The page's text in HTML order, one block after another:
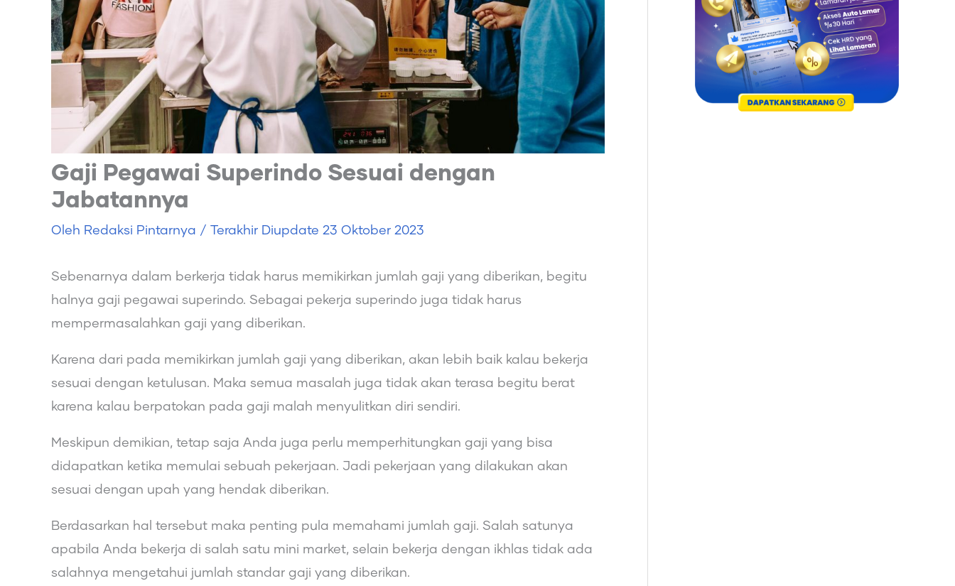
Gaji Pegawai Superindo Sesuai dengan
Jabatannya
Oleh Redaksi Pintarnya / Terakhir Diupdate 23 Oktober 2023
Sebenarnya dalam berkerja tidak harus memikirkan jumlah gaji yang diberikan, begitu
halnya gaji pegawai superindo. Sebagai pekerja superindo juga tidak harus
mempermasalahkan gaji yang diberikan.
Karena dari pada memikirkan jumlah gaji yang diberikan, akan lebih baik kalau bekerja
sesuai dengan ketulusan. Maka semua masalah juga tidak akan terasa begitu berat
karena kalau berpatokan pada gaji malah menyulitkan diri sendiri.
Meskipun demikian, tetap saja Anda juga perlu memperhitungkan gaji yang bisa
didapatkan ketika memulai sebuah pekerjaan. Jadi pekerjaan yang dilakukan akan
sesuai dengan upah yang hendak diberikan.
Berdasarkan hal tersebut maka penting pula memahami jumlah gaji. Salah satunya
apabila Anda bekerja di salah satu mini market, selain bekerja dengan ikhlas tidak ada
salahnya mengetahui jumlah standar gaji yang diberikan.